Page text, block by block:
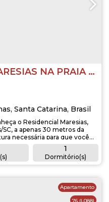
L095 RESIDENCIAL MARESIAS NA PRAIA DE BOMBAS
, Santa Catarina, Brasil
1
Dormitório(s)
1
o Residencial Maresias,
a apenas 30 metros da
necessária para que você
praticidade e excelente
de 1 e 2 dormitórios,
Apartamento